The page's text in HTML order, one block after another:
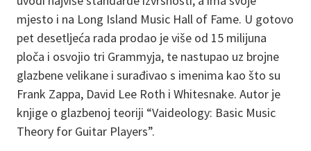
mjesto i na Long Island Music Hall of Fame. U gotovo
pet desetljeća rada prodao je više od 15 milijuna
ploča i osvojio tri Grammyja, te nastupao uz brojne
glazbene velikane i surađivao s imenima kao što su
Frank Zappa, David Lee Roth i Whitesnake. Autor je
knjige o glazbenoj teoriji “Vaideology: Basic Music
Theory for Guitar Players”.